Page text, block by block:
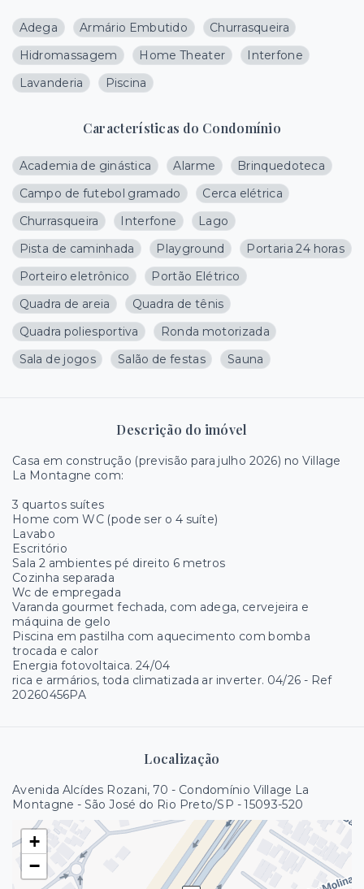
Adega Armário Embutido
Churrasqueira
Hidromassagem
Home Theater
Interfone
Lavanderia
Piscina
Características do Condomínio
Academia de ginástica Alarme
Brinquedoteca
Campo de futebol gramado
Cerca elétrica
Churrasqueira
Interfone
Lago
Pista de caminhada
Playground
Portaria 24 horas
Porteiro eletrônico
Portão Elétrico
Quadra de areia
Quadra de tênis
Quadra poliesportiva
Ronda motorizada
Sala de jogos
Salão de festas Sauna
Descrição do imóvel
Casa em construção (previsão para julho 2026) no Village
La Montagne com:
3 quartos suítes
Home com WC (pode ser o 4 suíte)
Lavabo
Escritório
Sala 2 ambientes pé direito 6 metros
Cozinha separada
Wc de empregada
Varanda gourmet fechada, com adega, cervejeira e
máquina de gelo
Piscina em pastilha com aquecimento com bomba
trocada e calor
Energia fotovoltaica. 24/04
rica e armários, toda climatizada ar inverter. 04/26 - Ref
20260456PA
Localização
Avenida Alcídes Rozani, 70 - Condomínio Village La
Montagne - São José do Rio Preto/SP - 15093-520
+
−